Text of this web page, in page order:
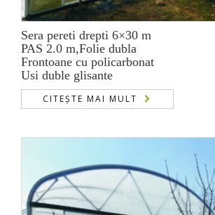
Sera pereti drepti 6×30 m
PAS 2.0 m,Folie dubla
Frontoane cu policarbonat
Usi duble glisante
CITEȘTE MAI MULT